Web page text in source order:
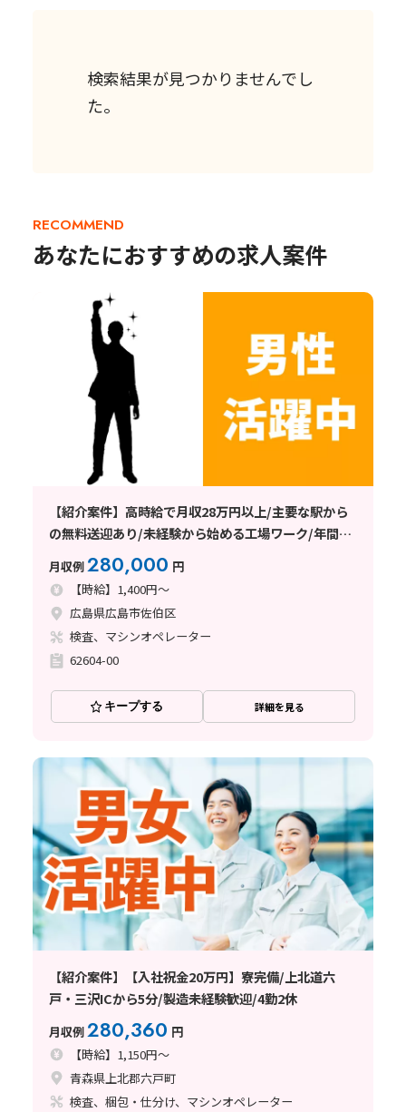
検索結果が見つかりませんでし
た。
RECOMMEND
あなたにおすすめの求人案件
【紹介案件】高時給で月収28万円以上/主要な駅から
の無料送迎あり/未経験から始める工場ワーク/年間休
日120日以上
月収例280,000 円
【時給】1,400円～
広島県広島市佐伯区
検査、マシンオペレーター
62604-00
キープする 詳細を見る
【紹介案件】【入社祝金20万円】寮完備/上北道六
戸・三沢ICから5分/製造未経験歓迎/4勤2休
月収例280,360 円
【時給】1,150円～
青森県上北郡六戸町
検査、梱包・仕分け、マシンオペレーター